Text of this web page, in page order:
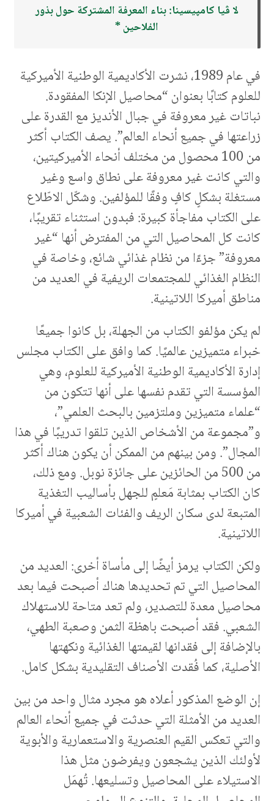
لا ڨيا كامپيسينا: بناء المعرفة المشتركة حول بذور
الفلاحين *
في عام 1989، نشرت الأكاديمية الوطنية الأميركية
للعلوم كتابًا بعنوان “محاصيل الإنكا المفقودة.
نباتات غير معروفة في جبال الأنديز مع القدرة على
زراعتها في جميع أنحاء العالم”. يصف الكتاب أكثر
من 100 محصول من مختلف أنحاء الأميركيتين،
والتي كانت غير معروفة على نطاق واسع وغير
مستغلة بشكلٍ كافٍ وفقًا للمؤلفين. وشكّل الاطّلاع
على الكتاب مفاجأة كبيرة: فبدون استثناء تقريبًا،
كانت كل المحاصيل التي من المفترض أنها “غير
معروفة” جزءًا من نظام غذائي شائع، وخاصة في
النظام الغذائي للمجتمعات الريفية في العديد من
مناطق أميركا اللاتينية.
لم يكن مؤلفو الكتاب من الجهلة، بل كانوا جميعًا
خبراء متميزين عالميًا. كما وافق على الكتاب مجلس
إدارة الأكاديمية الوطنية الأميركية للعلوم، وهي
المؤسسة التي تقدم نفسها على أنها تتكون من
“علماء متميزين وملتزمين بالبحث العلمي”،
و”مجموعة من الأشخاص الذين تلقوا تدريبًا في هذا
المجال”. ومن بينهم من الممكن أن يكون هناك أكثر
من 500 من الحائزين على جائزة نوبل. ومع ذلك،
كان الكتاب بمثابة مَعلمٍ للجهل بأساليب التغذية
المتبعة لدى سكان الريف والفئات الشعبية في أميركا
اللاتينية.
ولكن الكتاب يرمز أيضًا إلى مأساة أخرى: العديد من
المحاصيل التي تم تحديدها هناك أصبحت فيما بعد
محاصيل معدة للتصدير، ولم تعد متاحة للاستهلاك
الشعبي. فقد أصبحت باهظة الثمن وصعبة الطهي،
بالإضافة إلى فقدانها لقيمتها الغذائية ونكهتها
الأصلية، كما فُقدت الأصناف التقليدية بشكل كامل.
إن الوضع المذكور أعلاه هو مجرد مثال واحد من بين
العديد من الأمثلة التي حدثت في جميع أنحاء العالم
والتي تعكس القيم العنصرية والاستعمارية والأبوية
لأولئك الذين يشجعون ويفرضون مثل هذا
الاستيلاء على المحاصيل وتسليعها. تُهمَل